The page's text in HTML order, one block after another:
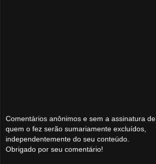
Comentários anônimos e sem a assinatura de
quem o fez serão sumariamente excluídos,
independentemente do seu conteúdo.
Obrigado por seu comentário!